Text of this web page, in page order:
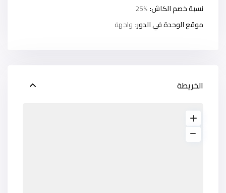
نسبة خصم الكاش:25%
موقع الوحدة في الدور: واجهة
الخريطة